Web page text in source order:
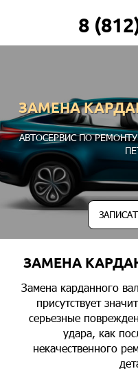
8
ЗАМЕНА
АВТОСЕРВИС ПО
ЗАМЕНА
Замена карданного
присутствует
серьезные
удара, как
некачественного